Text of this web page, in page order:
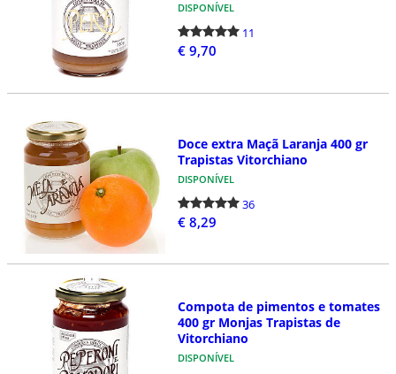
DISPONÍVEL
11
€ 9,70
Doce extra Maçã Laranja 400 gr
Trapistas Vitorchiano
DISPONÍVEL
36
€ 8,29
Compota de pimentos e tomates
400 gr Monjas Trapistas de
Vitorchiano
DISPONÍVEL